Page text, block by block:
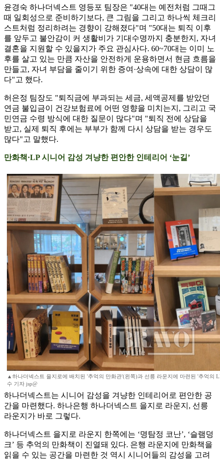
윤경숙 하나더넥스트 영등포 팀장은 "40대는 예전처럼 그때그
때 일회성으로 준비하기보다, 큰 그림을 그리고 하나씩 체크리
스트처럼 정리하려는 경향이 강해졌다"며 "50대는 퇴직 이후
를 앞두고 불안감이 커 생활비가 기대수명까지 충분한지, 자녀
결혼을 지원할 수 있을지가 주요 관심사다. 60~70대는 이미 노
후를 살고 있는 만큼 자산을 안전하게 운용하면서 현금 흐름을
만들고, 자녀 부담을 줄이기 위한 증여·상속에 대한 상담이 많
다"고 했다.
허은정 팀장도 "퇴직금에 부과되는 세금, 세액공제를 받았던
연금 불입금이 건강보험료에 어떤 영향을 미치는지, 그리고 국
민연금 수령 방식에 대한 질문이 많다"며 "퇴직 전에 상담을
받고, 실제 퇴직 후에는 부부가 함께 다시 상담을 받는 경우도
많다"고 말했다.
만화책·LP 시니어 감성 겨냥한 편안한 인테리어 ‘눈길’
▲하나더넥스트 을지로에 배치된 '추억의 만화관'(왼쪽)과 선릉 라운지에 마련된 '추억의
수 기자 jsp@
하나더넥스트는 시니어 감성을 겨냥한 인테리어로 편안한 공
간을 마련했다. 하나은행 하나더넥스트 을지로 라운지, 선릉
라운지가 바로 그렇다.
하나더넥스트 을지로 라운지 한쪽에는 ‘명탐정 코난’, ‘슬램덩
크’ 등 추억의 만화책이 진열돼 있다. 은행 라운지에 만화책을
읽을 수 있는 공간을 마련한 것 역시 시니어들의 감성을 고려